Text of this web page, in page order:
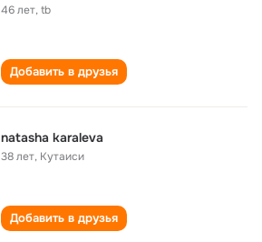
46 лет,tb
Добавить в друзья
natasha karaleva
38 лет, Кутаиси
Добавить в друзья